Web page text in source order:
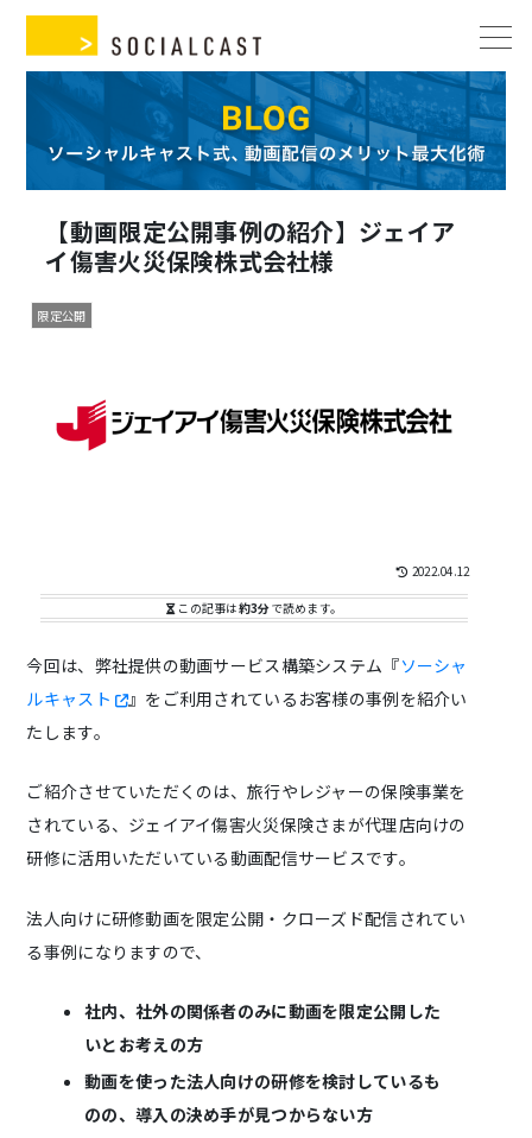
【動画限定公開事例の紹介】ジェイア
イ傷害火災保険株式会社様
限定公開
2022.04.12
この記事は約3分で読めます。
今回は、弊社提供の動画サービス構築システム『ソーシャ
ルキャスト
』をご利用されているお客様の事例を紹介い
たします。
ご紹介させていただくのは、旅行やレジャーの保険事業を
されている、ジェイアイ傷害火災保険さまが代理店向けの
研修に活用いただいている動画配信サービスです。
法人向けに研修動画を限定公開・クローズド配信されてい
る事例になりますので、
社内、社外の関係者のみに動画を限定公開した
いとお考えの方
動画を使った法人向けの研修を検討しているも
のの、導入の決め手が見つからない方